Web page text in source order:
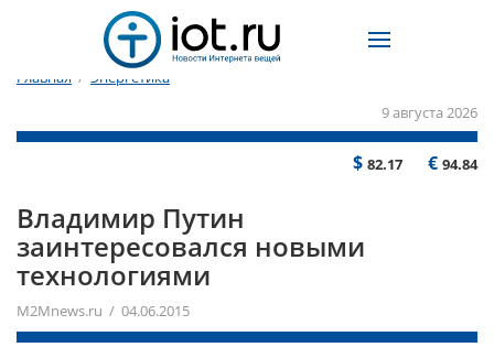
Главная / Энергетика
9 августа 2026
$ 82.17 € 94.84
Владимир Путин
заинтересовался новыми
технологиями
M2Mnews.ru / 04.06.2015